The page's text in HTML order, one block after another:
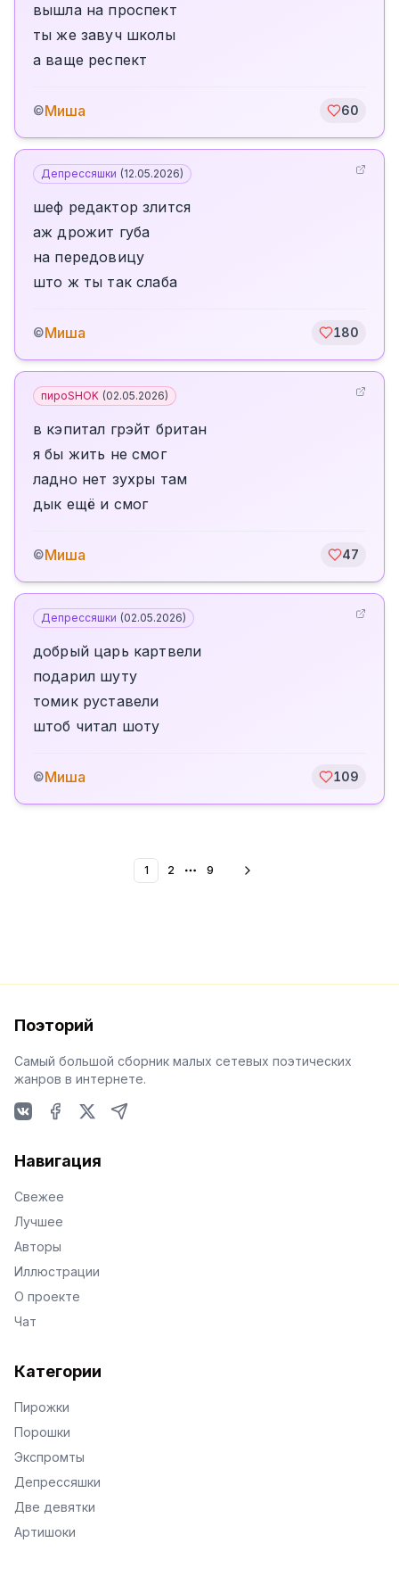
вышла на проспект
ты же завуч школы
а ваще респект
©Миша 60
Депрессяшки (12.05.2026)
шеф редактор злится
аж дрожит губа
на передовицу
што ж ты так слаба
©Миша 180
пироSHOK (02.05.2026)
в кэпитал грэйт британ
я бы жить не смог
ладно нет зухры там
дык ещё и смог
©Миша 47
Депрессяшки (02.05.2026)
добрый царь картвели
подарил шуту
томик руставели
штоб читал шоту
©Миша 109
1 2 More pages
9
Поэторий
Самый большой сборник малых сетевых поэтических
жанров в интернете.
Навигация
Свежее
Лучшее
Авторы
Иллюстрации
О проекте
Чат
Категории
Пирожки
Порошки
Экспромты
Депрессяшки
Две девятки
Артишоки